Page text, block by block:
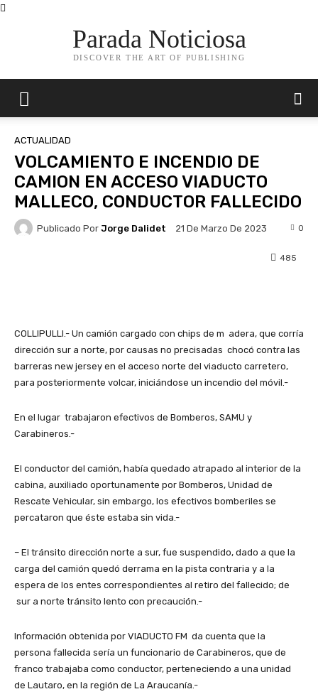
Parada Noticiosa
DISCOVER THE ART OF PUBLISHING
ACTUALIDAD
VOLCAMIENTO E INCENDIO DE
CAMION EN ACCESO VIADUCTO
MALLECO, CONDUCTOR FALLECIDO
Publicado Por Jorge Dalidet 21 De Marzo De 2023 0
485
COLLIPULLI.- Un camión cargado con chips de m adera, que corría
dirección sur a norte, por causas no precisadas chocó contra las
barreras new jersey en el acceso norte del viaducto carretero,
para posteriormente volcar, iniciándose un incendio del móvil.-
En el lugar trabajaron efectivos de Bomberos, SAMU y
Carabineros.-
El conductor del camión, había quedado atrapado al interior de la
cabina, auxiliado oportunamente por Bomberos, Unidad de
Rescate Vehicular, sin embargo, los efectivos bomberiles se
percataron que éste estaba sin vida.-
– El tránsito dirección norte a sur, fue suspendido, dado a que la
carga del camión quedó derrama en la pista contraria y a la
espera de los entes correspondientes al retiro del fallecido; de
sur a norte tránsito lento con precaución.-
Información obtenida por VIADUCTO FM da cuenta que la
persona fallecida sería un funcionario de Carabineros, que de
franco trabajaba como conductor, perteneciendo a una unidad
de Lautaro, en la región de La Araucanía.-